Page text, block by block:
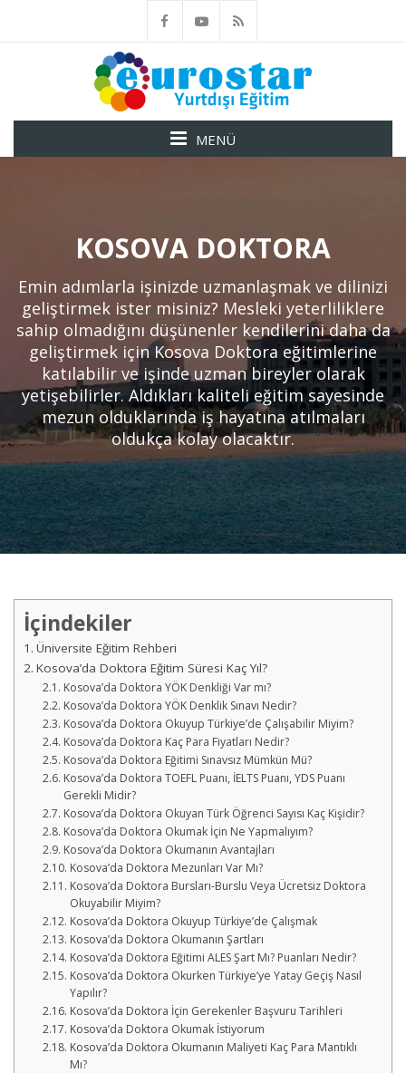
MENÜ
KOSOVA DOKTORA
Emin adımlarla işinizde uzmanlaşmak ve dilinizi
geliştirmek ister misiniz? Mesleki yeterliliklere
sahip olmadığını düşünenler kendilerini daha da
geliştirmek için Kosova Doktora eğitimlerine
katılabilir ve işinde uzman bireyler olarak
yetişebilirler. Aldıkları kaliteli eğitim sayesinde
mezun olduklarında iş hayatına atılmaları
oldukça kolay olacaktır.
İçindekiler
Üniversite Eğitim Rehberi
Kosova’da Doktora Eğitim Süresi Kaç Yıl?
Kosova’da Doktora YÖK Denkliği Var mı?
Kosova’da Doktora YÖK Denklik Sınavı Nedir?
Kosova’da Doktora Okuyup Türkiye’de Çalışabilir Miyim?
Kosova’da Doktora Kaç Para Fiyatları Nedir?
Kosova’da Doktora Eğitimi Sınavsız Mümkün Mü?
Kosova’da Doktora TOEFL Puanı, İELTS Puanı, YDS Puanı
Gerekli Midir?
Kosova’da Doktora Okuyan Türk Öğrenci Sayısı Kaç Kişidir?
Kosova’da Doktora Okumak İçin Ne Yapmalıyım?
Kosova’da Doktora Okumanın Avantajları
Kosova’da Doktora Mezunları Var Mı?
Kosova’da Doktora Bursları-Burslu Veya Ücretsiz Doktora
Okuyabilir Miyim?
Kosova’da Doktora Okuyup Türkiye’de Çalışmak
Kosova’da Doktora Okumanın Şartları
Kosova’da Doktora Eğitimi ALES Şart Mı? Puanları Nedir?
Kosova’da Doktora Okurken Türkiye’ye Yatay Geçiş Nasıl
Yapılır?
Kosova’da Doktora İçin Gerekenler Başvuru Tarihleri
Kosova’da Doktora Okumak İstiyorum
Kosova’da Doktora Okumanın Maliyeti Kaç Para Mantıklı
Mı?